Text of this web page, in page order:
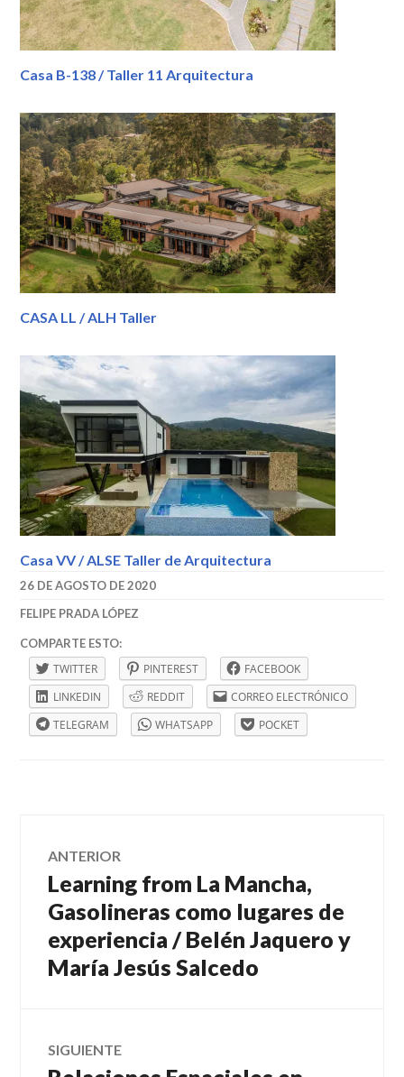
Casa B-138 / Taller 11 Arquitectura
CASA LL / ALH Taller
Casa VV / ALSE Taller de Arquitectura
26 DE AGOSTO DE 2020
FELIPE PRADA LÓPEZ
2020,
CASA
DE
CAMPO,
RIONEGRO,
TALLER
COMPARTE ESTO:
TWITTER PINTEREST
FACEBOOK
LINKEDIN
REDDIT
CORREO ELECTRÓNICO
TELEGRAM
WHATSAPP POCKET
Navegación
de
entradas
ANTERIOR
Entrada
anterior:
Learning from La Mancha,
Gasolineras como lugares de
experiencia / Belén Jaquero y
María Jesús Salcedo
SIGUIENTE
Entrada